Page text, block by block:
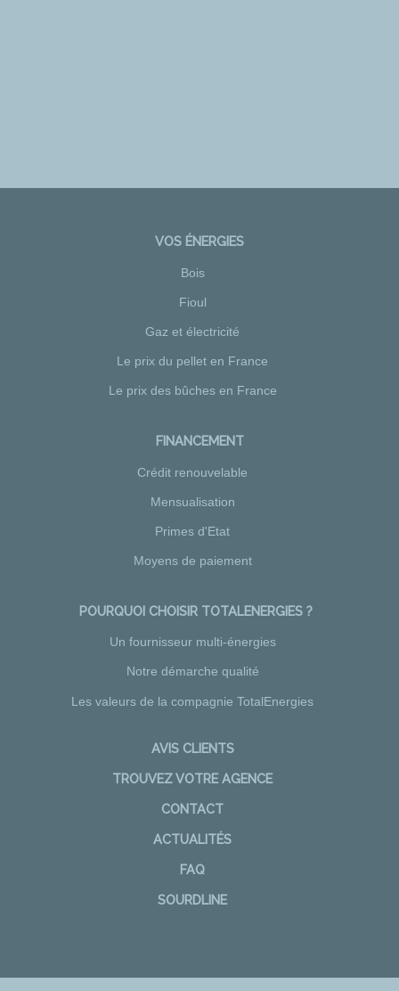
VOS ÉNERGIES
Bois
Fioul
Gaz et électricité
Le prix du pellet en France
Le prix des bûches en France
FINANCEMENT
Crédit renouvelable
Mensualisation
Primes d'Etat
Moyens de paiement
POURQUOI CHOISIR TOTALENERGIES ?
Un fournisseur multi-énergies
Notre démarche qualité
Les valeurs de la compagnie TotalEnergies
AVIS CLIENTS
TROUVEZ VOTRE AGENCE
CONTACT
ACTUALITÉS
FAQ
SOURDLINE